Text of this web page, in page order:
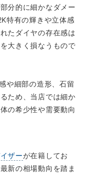
分的に細かなダメー
特有の輝きや立体感
たダイヤの存在感は
大きく損なうもので
や細部の造形、石留
ため、当店では細か
の希少性や需要動向
ザーが在籍してお
新の相場動向を踏ま